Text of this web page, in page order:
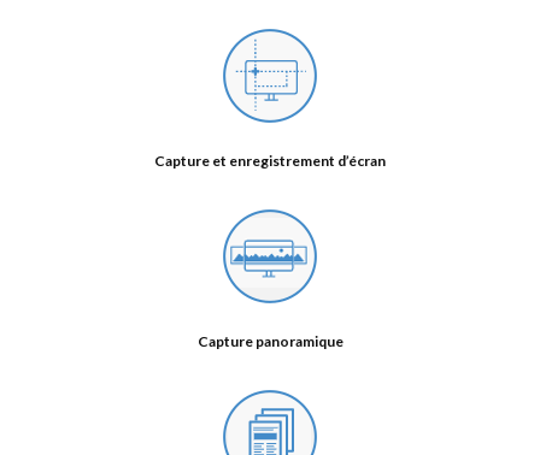
Capture et enregistrement d’écran
Capture panoramique